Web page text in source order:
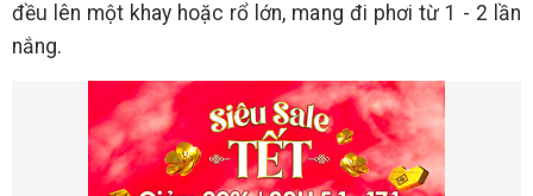
đều lên một khay hoặc rổ lớn, mang đi phơi từ 1 - 2 lần
nắng.